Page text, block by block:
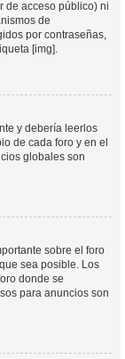
de acceso público) ni
de
por contraseñas,
[img].
y debería leerlos
de cada foro y en el
globales son
sobre el foro
sea posible. Los
donde se
para anuncios son